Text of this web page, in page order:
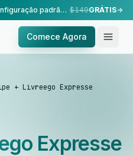
Configuração feita para você — configuração padrão, realizada pela nossa equipe. $149GRÁTIS
Comece Agora
+ Livreego Expresse
Expresse